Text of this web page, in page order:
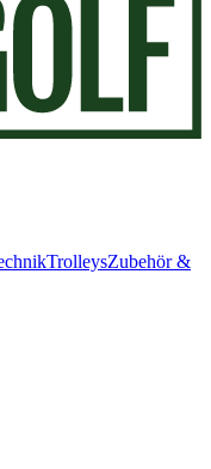
TrolleysZubehör &